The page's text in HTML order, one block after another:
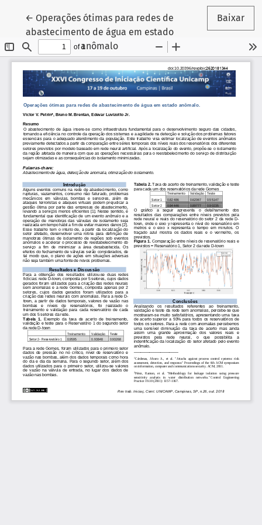
← Voltar aos Detalhes do Artigo
Operações ótimas para redes de
abastecimento de água em estado
anômalo
Baixar